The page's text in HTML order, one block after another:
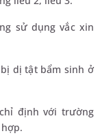
sử dụng vắc xin
dị tật bẩm sinh ở
định với trường